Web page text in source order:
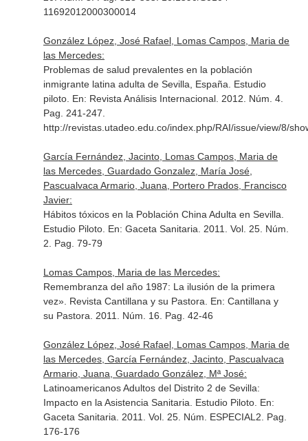
11692012000300014
González López, José Rafael, Lomas Campos, Maria de
las Mercedes:
Problemas de salud prevalentes en la población
inmigrante latina adulta de Sevilla, España. Estudio
piloto. En: Revista Análisis Internacional. 2012. Núm. 4.
Pag. 241-247.
http://revistas.utadeo.edu.co/index.php/RAI/issue/view/8/
García Fernández, Jacinto, Lomas Campos, Maria de
las Mercedes, Guardado Gonzalez, María José,
Pascualvaca Armario, Juana, Portero Prados, Francisco
Javier:
Hábitos tóxicos en la Población China Adulta en Sevilla.
Estudio Piloto. En: Gaceta Sanitaria . 2011. Vol. 25. Núm.
2. Pag. 79-79
Lomas Campos, Maria de las Mercedes:
Remembranza del año 1987: La ilusión de la primera
vez». Revista Cantillana y su Pastora. En: Cantillana y
su Pastora . 2011. Núm. 16. Pag. 42-46
González López, José Rafael, Lomas Campos, Maria de
las Mercedes, García Fernández, Jacinto, Pascualvaca
Armario, Juana, Guardado González, Mª José:
Latinoamericanos Adultos del Distrito 2 de Sevilla:
Impacto en la Asistencia Sanitaria. Estudio Piloto. En:
Gaceta Sanitaria . 2011. Vol. 25. Núm. ESPECIAL2. Pag.
176-176